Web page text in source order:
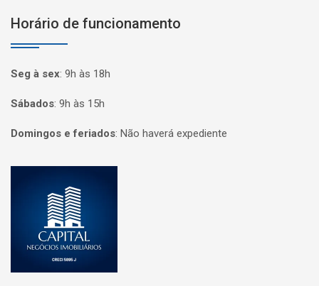
Horário de funcionamento
Seg à sex: 9h às 18h
Sábados: 9h às 15h
Domingos e feriados: Não haverá expediente